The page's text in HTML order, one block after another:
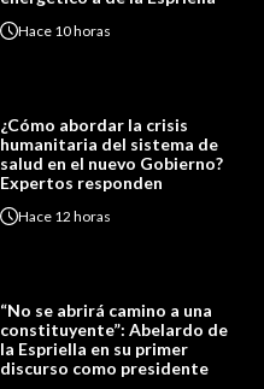
Hace 10 horas
¿Cómo abordar la crisis
humanitaria del sistema de
salud en el nuevo Gobierno?
Expertos responden
Hace 12 horas
“No se abrirá camino a una
constituyente”: Abelardo de
la Espriella en su primer
discurso como presidente